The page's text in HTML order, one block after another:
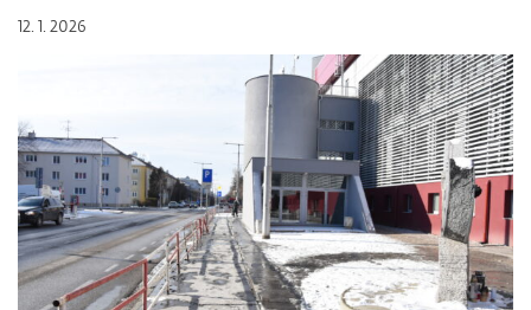
12. 1. 2026